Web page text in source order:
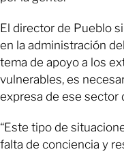
El director de Pueblo
en la administración
tema de apoyo a los
vulnerables, es
expresa de ese sector
“Este tipo de
falta de conciencia y